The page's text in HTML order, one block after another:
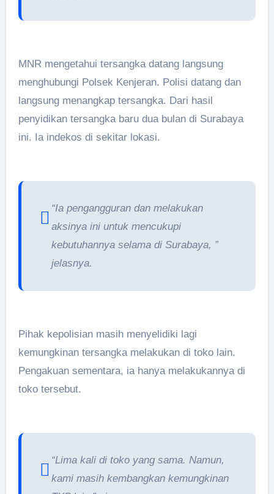
MNR mengetahui tersangka datang langsung
menghubungi Polsek Kenjeran. Polisi datang dan
langsung menangkap tersangka. Dari hasil
penyidikan tersangka baru dua bulan di Surabaya
ini. Ia indekos di sekitar lokasi.
“Ia pengangguran dan melakukan
aksinya ini untuk mencukupi
kebutuhannya selama di Surabaya, ”
jelasnya.
Pihak kepolisian masih menyelidiki lagi
kemungkinan tersangka melakukan di toko lain.
Pengakuan sementara, ia hanya melakukannya di
toko tersebut.
“Lima kali di toko yang sama. Namun,
kami masih kembangkan kemungkinan